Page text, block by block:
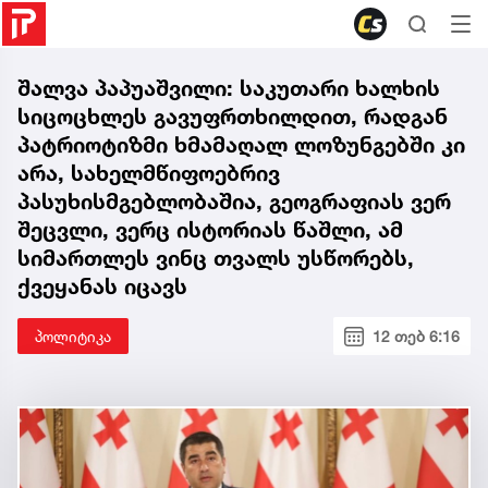
შალვა პაპუაშვილი: საკუთარი ხალხის
სიცოცხლეს გავუფრთხილდით, რადგან
პატრიოტიზმი ხმამაღალ ლოზუნგებში კი
არა, სახელმწიფოებრივ
პასუხისმგებლობაშია, გეოგრაფიას ვერ
შეცვლი, ვერც ისტორიას წაშლი, ამ
სიმართლეს ვინც თვალს უსწორებს,
ქვეყანას იცავს
პოლიტიკა 12 თებ 6:16